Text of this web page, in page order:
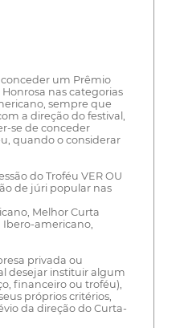
um Prêmio
nas categorias
sempre que
a direção do festival,
se de conceder
quando o considerar
do Troféu VER OU
de júri popular nas
Melhor Curta
americano,
privada ou
desejar instituir algum
financeiro ou troféu),
próprios critérios,
da direção do Curta-